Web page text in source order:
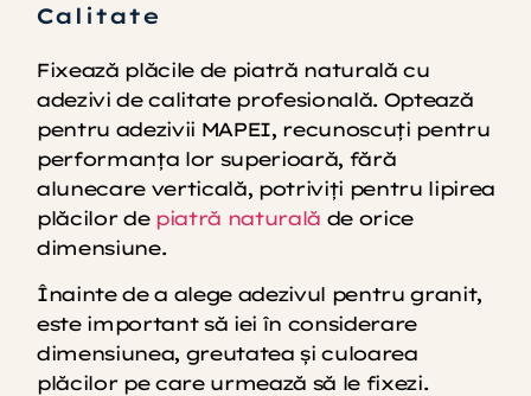
Calitate
Fixează plăcile de piatră naturală cu
adezivi de calitate profesională. Optează
pentru adezivii MAPEI, recunoscuți pentru
performanța lor superioară, fără
alunecare verticală, potriviți pentru lipirea
plăcilor de piatră naturală de orice
dimensiune.
Înainte de a alege adezivul pentru granit,
este important să iei în considerare
dimensiunea, greutatea și culoarea
plăcilor pe care urmează să le fixezi.